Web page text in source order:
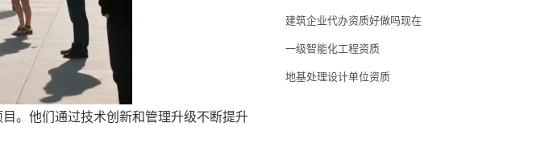
。他们通过技术创新和管理升级不断提升
建筑企业代办资质好做吗现在
一级智能化工程资质
地基处理设计单位资质